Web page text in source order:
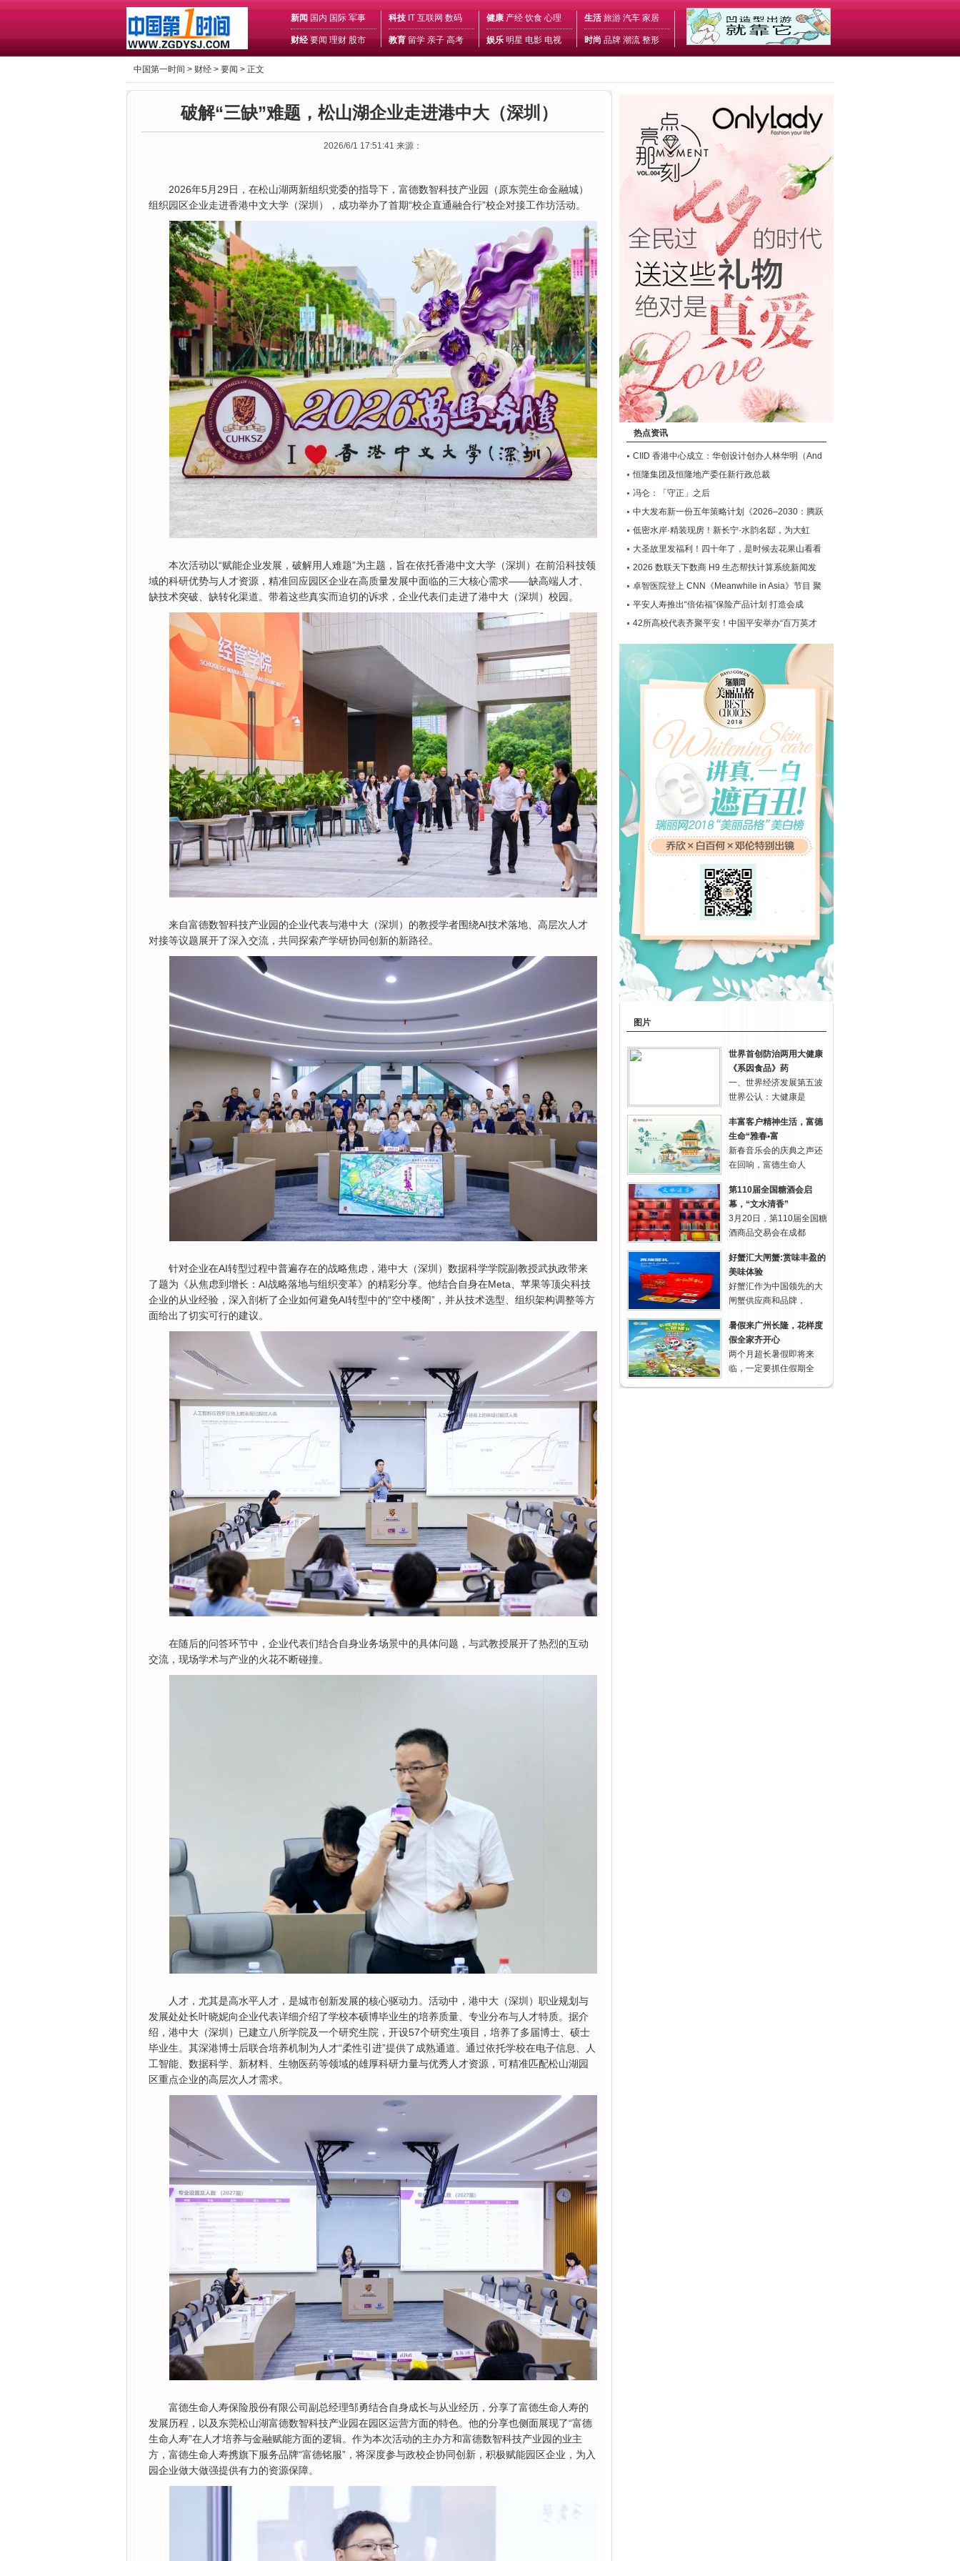
新闻 国内 国际 军事
财经 要闻 理财 股市
科技 IT 互联网 数码
教育 留学 亲子 高考
健康 产经 饮食 心理
娱乐 明星 电影 电视
生活 旅游 汽车 家居
时尚 品牌 潮流 整形
中国第一时间 > 财经 > 要闻 > 正文
破解“三缺”难题，松山湖企业走进港中大（深圳）
2026/6/1 17:51:41 来源：
2026年5月29日，在松山湖两新组织党委的指导下，富德数智科技产业园（原东莞生命金融城）
组织园区企业走进香港中文大学（深圳），成功举办了首期“校企直通融合行”校企对接工作坊活动。
本次活动以“赋能企业发展，破解用人难题”为主题，旨在依托香港中文大学（深圳）在前沿科技领
域的科研优势与人才资源，精准回应园区企业在高质量发展中面临的三大核心需求——缺高端人才、
缺技术突破、缺转化渠道。带着这些真实而迫切的诉求，企业代表们走进了港中大（深圳）校园。
来自富德数智科技产业园的企业代表与港中大（深圳）的教授学者围绕AI技术落地、高层次人才
对接等议题展开了深入交流，共同探索产学研协同创新的新路径。
针对企业在AI转型过程中普遍存在的战略焦虑，港中大（深圳）数据科学学院副教授武执政带来
了题为《从焦虑到增长：AI战略落地与组织变革》的精彩分享。他结合自身在Meta、苹果等顶尖科技
企业的从业经验，深入剖析了企业如何避免AI转型中的“空中楼阁”，并从技术选型、组织架构调整等方
面给出了切实可行的建议。
在随后的问答环节中，企业代表们结合自身业务场景中的具体问题，与武教授展开了热烈的互动
交流，现场学术与产业的火花不断碰撞。
人才，尤其是高水平人才，是城市创新发展的核心驱动力。活动中，港中大（深圳）职业规划与
发展处处长叶晓妮向企业代表详细介绍了学校本硕博毕业生的培养质量、专业分布与人才特质。据介
绍，港中大（深圳）已建立八所学院及一个研究生院，开设57个研究生项目，培养了多届博士、硕士
毕业生。其深港博士后联合培养机制为人才“柔性引进”提供了成熟通道。通过依托学校在电子信息、人
工智能、数据科学、新材料、生物医药等领域的雄厚科研力量与优秀人才资源，可精准匹配松山湖园
区重点企业的高层次人才需求。
富德生命人寿保险股份有限公司副总经理邹勇结合自身成长与从业经历，分享了富德生命人寿的
发展历程，以及东莞松山湖富德数智科技产业园在园区运营方面的特色。他的分享也侧面展现了“富德
生命人寿”在人才培养与金融赋能方面的逻辑。作为本次活动的主办方和富德数智科技产业园的业主
方，富德生命人寿携旗下服务品牌“富德铭服”，将深度参与政校企协同创新，积极赋能园区企业，为入
园企业做大做强提供有力的资源保障。
热点资讯
CIID 香港中心成立：华创设计创办人林华明（And
恒隆集团及恒隆地产委任新行政总裁
冯仑：「守正」之后
中大发布新一份五年策略计划《2026‒2030：腾跃
低密水岸·精装现房！新长宁·水韵名邸，为大虹
大圣故里发福利！四十年了，是时候去花果山看看
2026 数联天下数商 H9 生态帮扶计算系统新闻发
卓智医院登上 CNN《Meanwhile in Asia》节目 聚
平安人寿推出“倍佑福”保险产品计划 打造会成
42所高校代表齐聚平安！中国平安举办“百万英才
图片
世界首创防治两用大健康
《系因食品》药
一、世界经济发展第五波
世界公认：大健康是
丰富客户精神生活，富德
生命“雅春•富
新春音乐会的庆典之声还
在回响，富德生命人
第110届全国糖酒会启
幕，“文水清香”
3月20日，第110届全国糖
酒商品交易会在成都
好蟹汇大闸蟹:赏味丰盈的
美味体验
好蟹汇作为中国领先的大
闸蟹供应商和品牌，
暑假来广州长隆，花样度
假全家齐开心
两个月超长暑假即将来
临，一定要抓住假期全